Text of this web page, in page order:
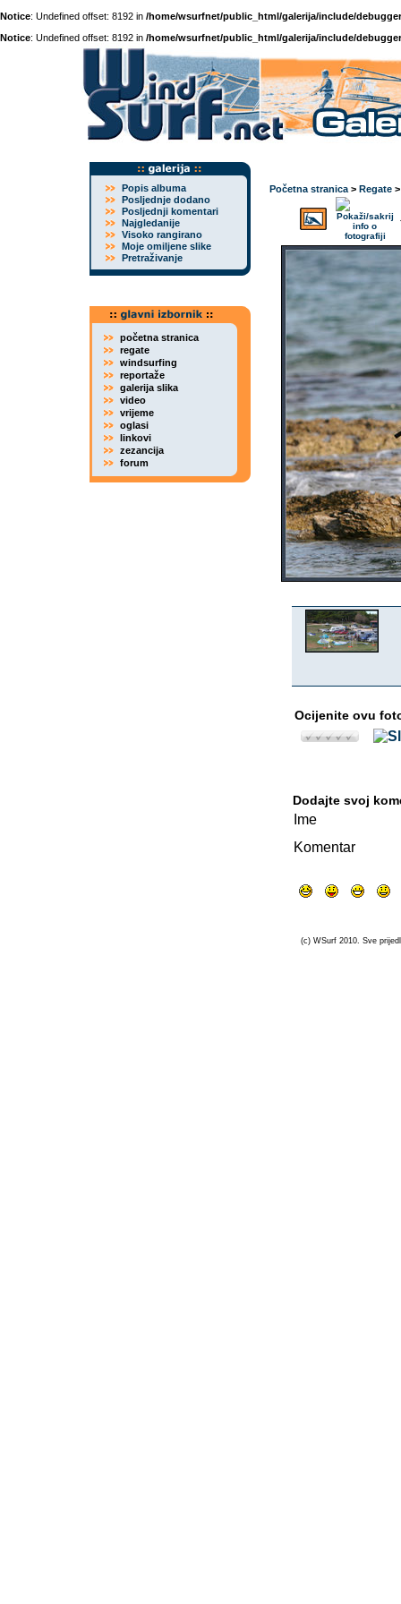
Notice: Undefined offset: 8192 in /home/wsurfnet/public_html/galerija/include/
Notice: Undefined offset: 8192 in /home/wsurfnet/public_html/galerija/include/
Popis albuma
Posljednje dodano
Posljednji komentari
Najgledanije
Visoko rangirano
Moje omiljene slike
Pretraživanje
početna stranica
regate
windsurfing
reportaže
galerija slika
video
vrijeme
oglasi
linkovi
zezancija
forum
Početna stranica > Regate
Ocijenite ovu
Dodajte svoj
Ime
Komentar
(c) WSurf 2010. Sve